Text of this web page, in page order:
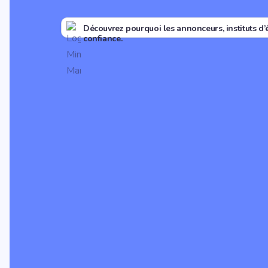
Découvrez pourquoi les annonceurs, instituts
confiance.